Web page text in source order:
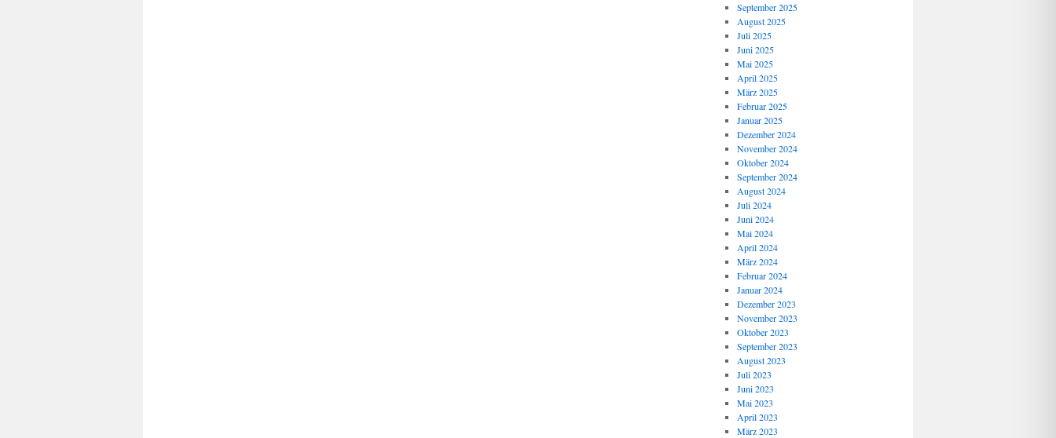
September 2025
August 2025
Juli 2025
Juni 2025
Mai 2025
April 2025
März 2025
Februar 2025
Januar 2025
Dezember 2024
November 2024
Oktober 2024
September 2024
August 2024
Juli 2024
Juni 2024
Mai 2024
April 2024
März 2024
Februar 2024
Januar 2024
Dezember 2023
November 2023
Oktober 2023
September 2023
August 2023
Juli 2023
Juni 2023
Mai 2023
April 2023
März 2023